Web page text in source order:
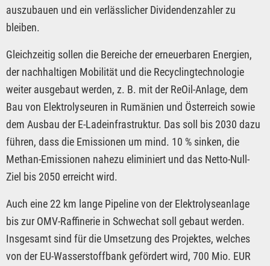
auszubauen und ein verlässlicher Dividendenzahler zu
bleiben.
Gleichzeitig sollen die Bereiche der erneuerbaren Energien,
der nachhaltigen Mobilität und die Recyclingtechnologie
weiter ausgebaut werden, z. B. mit der ReOil-Anlage, dem
Bau von Elektrolyseuren in Rumänien und Österreich sowie
dem Ausbau der E-Ladeinfrastruktur. Das soll bis 2030 dazu
führen, dass die Emissionen um mind. 10 % sinken, die
Methan-Emissionen nahezu eliminiert und das Netto-Null-
Ziel bis 2050 erreicht wird.
Auch eine 22 km lange Pipeline von der Elektrolyseanlage
bis zur OMV-Raffinerie in Schwechat soll gebaut werden.
Insgesamt sind für die Umsetzung des Projektes, welches
von der EU-Wasserstoffbank gefördert wird, 700 Mio. EUR